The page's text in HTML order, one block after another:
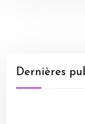
Dernières